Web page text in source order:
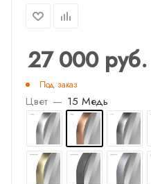
27 000руб.
Под заказ
Цвет — 15 Медь